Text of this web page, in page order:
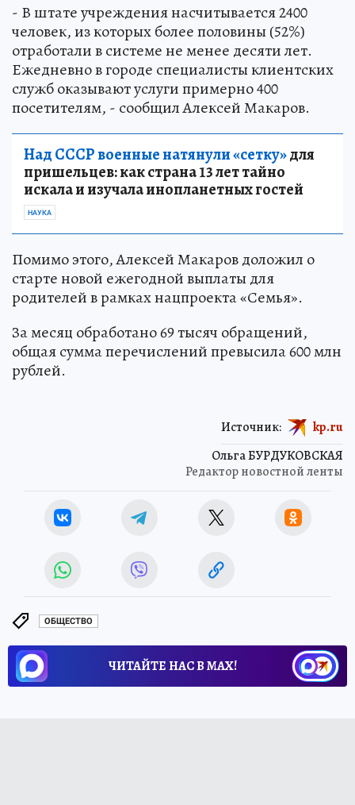
- В штате учреждения насчитывается 2400
человек, из которых более половины (52%)
отработали в системе не менее десяти лет.
Ежедневно в городе специалисты клиентских
служб оказывают услуги примерно 400
посетителям, - сообщил Алексей Макаров.
Над СССР военные натянули «сетку»для
пришельцев: как страна 13 лет тайно
искала и изучала инопланетных гостей
НАУКА
Помимо этого, Алексей Макаров доложил о
старте новой ежегодной выплаты для
родителей в рамках нацпроекта «Семья».
За месяц обработано 69 тысяч обращений,
общая сумма перечислений превысила 600 млн
рублей.
Ольга БУРДУКОВСКАЯ
Редактор новостной ленты
Источник: kp.ru
ОБЩЕСТВО
ЧИТАЙТЕ НАС В МАХ!